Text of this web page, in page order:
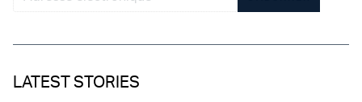
LATEST STORIES